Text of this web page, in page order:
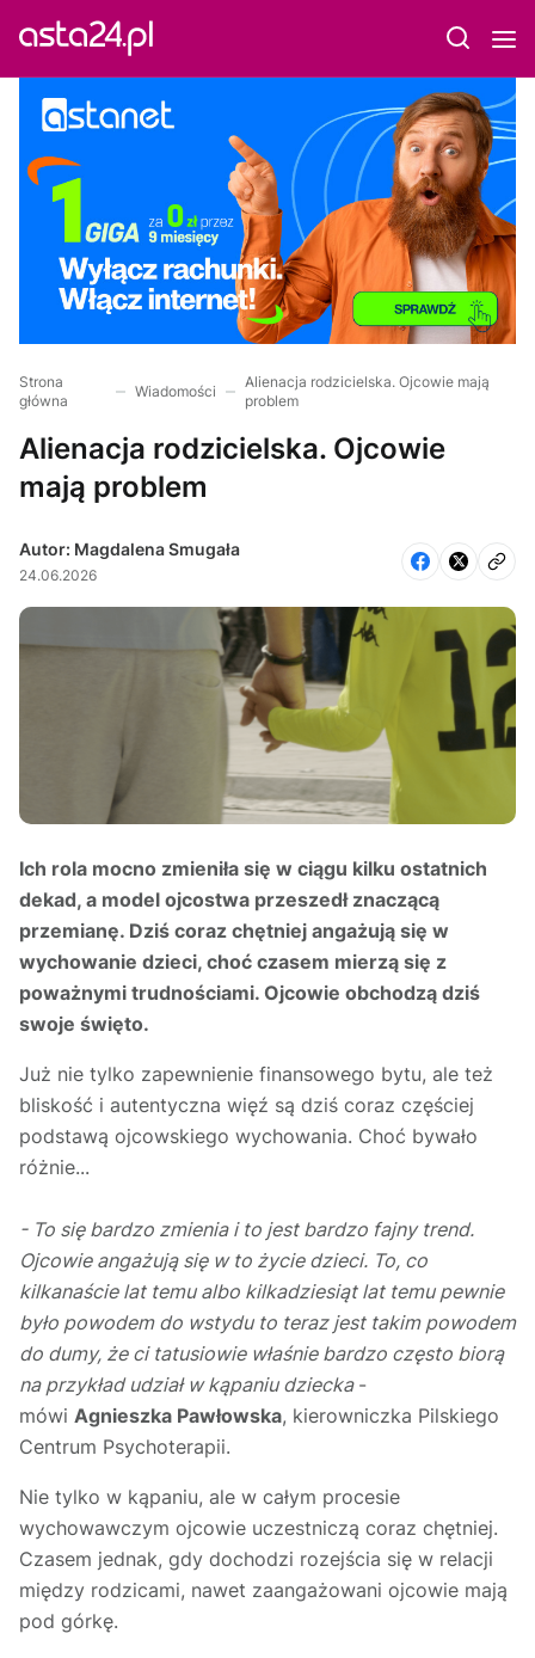
Strona
główna
Wiadomości
Alienacja rodzicielska. Ojcowie mają
problem
Alienacja rodzicielska. Ojcowie
mają problem
Autor: Magdalena Smugała
24.06.2026
Ich rola mocno zmieniła się w ciągu kilku ostatnich
dekad, a model ojcostwa przeszedł znaczącą
przemianę. Dziś coraz chętniej angażują się w
wychowanie dzieci, choć czasem mierzą się z
poważnymi trudnościami. Ojcowie obchodzą dziś
swoje święto.
Już nie tylko zapewnienie finansowego bytu, ale też
bliskość i autentyczna więź są dziś coraz częściej
podstawą ojcowskiego wychowania. Choć bywało
różnie...
- To się bardzo zmienia i to jest bardzo fajny trend.
Ojcowie angażują się w to życie dzieci. To, co
kilkanaście lat temu albo kilkadziesiąt lat temu pewnie
było powodem do wstydu to teraz jest takim powodem
do dumy, że ci tatusiowie właśnie bardzo często biorą
na przykład udział w kąpaniu dziecka -
mówi Agnieszka Pawłowska, kierowniczka Pilskiego
Centrum Psychoterapii.
Nie tylko w kąpaniu, ale w całym procesie
wychowawczym ojcowie uczestniczą coraz chętniej.
Czasem jednak, gdy dochodzi rozejścia się w relacji
między rodzicami, nawet zaangażowani ojcowie mają
pod górkę.